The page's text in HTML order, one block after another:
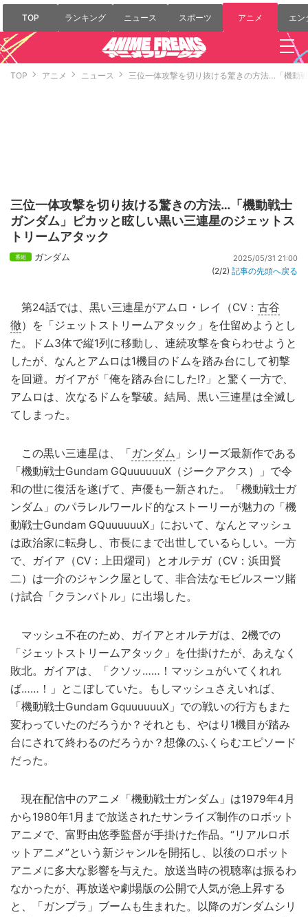
TOP ランキング ニュース スポーツ アニメ エン
TOP アニメ ニュース 三位一体攻撃を切り抜ける驚きの方法…「機動
三位一体攻撃を切り抜ける驚きの方法…「機動戦士
ガンダム」ピカッと眩しい黒い三連星のジェットス
トリームアタック
ガンダム 2025/05/31 21:00
(2/2) 記事の先頭へ戻る
第24話では、黒い三連星がアムロ・レイ（CV： 古谷
徹）を「ジェットストリームアタック」を仕留めようとし
た。ドム3体で縦1列に移動し、連続攻撃を食らわせようと
したが、なんとアムロは1機目のドムを踏み台にして初撃
を回避。ガイアが「俺を踏み台にした!?」と驚く一方で、
アムロは、次なるドムを撃破。結局、黒い三連星は全滅し
てしまった。
この黒い三連星は、「 ガンダム 」シリーズ最新作である
「機動戦士Gundam GQuuuuuuX（ジークアクス）」で令
和の世に復活を遂げて、声優も一新された。「機動戦士ガ
ンダム」のパラレルワールド的なストーリーが魅力の「機
動戦士Gundam GQuuuuuuX」において、なんとマッシュ
は政治家に転身し、市長にまで出世しているらしい。一方
で、ガイア（CV：上田燿司）とオルテガ（CV：浜田賢
二）は一介のジャンク屋として、非合法なモビルスーツ賭
け試合「クランバトル」に出場した。
マッシュ不在のため、ガイアとオルテガは、2機での
「ジェットストリームアタック」を仕掛けたが、あえなく
敗北。ガイアは、「クソッ……！マッシュがいてくれれ
ば……！」とこぼしていた。もしマッシュさえいれば、
「機動戦士Gundam GquuuuuuX」での戦いの行方もまた
変わっていたのだろうか？それとも、やはり1機目が踏み
台にされて終わるのだろうか？想像のふくらむエピソード
だった。
現在配信中のアニメ「機動戦士ガンダム」は1979年4月
から1980年1月まで放送されたサンライズ制作のロボット
アニメで、富野由悠季監督が手掛けた作品。“リアルロボ
ットアニメ”という新ジャンルを開拓し、以後のロボット
アニメに多大な影響を与えた。放送当時の視聴率は振るわ
なかったが、再放送や劇場版の公開で人気が急上昇する
と、「ガンプラ」ブームも生まれた。以降のガンダムシリ